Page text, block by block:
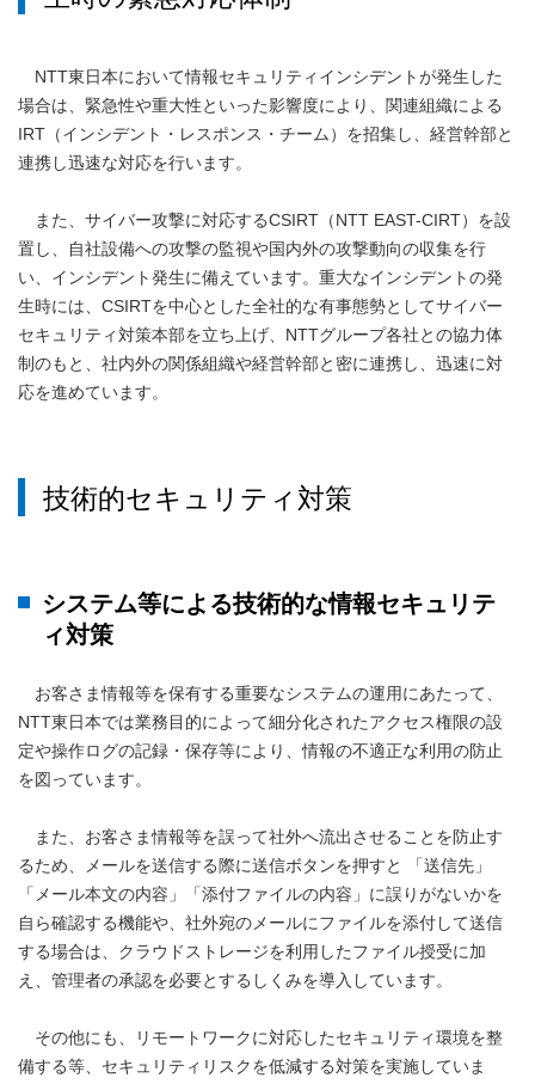
NTT東日本において情報セキュリティインシデントが発生した
場合は、緊急性や重大性といった影響度により、関連組織による
IRT（インシデント・レスポンス・チーム）を招集し、経営幹部と
連携し迅速な対応を行います。
また、サイバー攻撃に対応するCSIRT（NTT EAST-CIRT）を設
置し、自社設備への攻撃の監視や国内外の攻撃動向の収集を行
い、インシデント発生に備えています。重大なインシデントの発
生時には、CSIRTを中心とした全社的な有事態勢としてサイバー
セキュリティ対策本部を立ち上げ、NTTグループ各社との協力体
制のもと、社内外の関係組織や経営幹部と密に連携し、迅速に対
応を進めています。
技術的セキュリティ対策
システム等による技術的な情報セキュリテ
ィ対策
お客さま情報等を保有する重要なシステムの運用にあたって、
NTT東日本では業務目的によって細分化されたアクセス権限の設
定や操作ログの記録・保存等により、情報の不適正な利用の防止
を図っています。
また、お客さま情報等を誤って社外へ流出させることを防止す
るため、メールを送信する際に送信ボタンを押すと 「送信先」
「メール本文の内容」「添付ファイルの内容」に誤りがないかを
自ら確認する機能や、社外宛のメールにファイルを添付して送信
する場合は、クラウドストレージを利用したファイル授受に加
え、管理者の承認を必要とするしくみを導入しています。
その他にも、リモートワークに対応したセキュリティ環境を整
備する等、セキュリティリスクを低減する対策を実施していま